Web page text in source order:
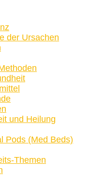
der Ursachen
und Heilung
Pods (Med Beds)
Themen